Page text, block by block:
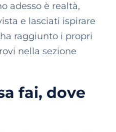
adesso è realtà,
e lasciati ispirare
raggiunto i propri
nella sezione
fai, dove